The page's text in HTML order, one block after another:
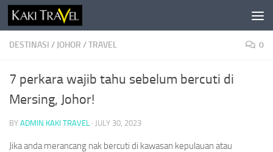
Skip to content
DESTINASI / JOHOR /TRAVEL 0
7 perkara wajib tahu sebelum bercuti di
Mersing, Johor!
BY ADMIN KAKI TRAVEL · JULY 30, 2023
Jika anda merancang nak bercuti di kawasan kepulauan atau